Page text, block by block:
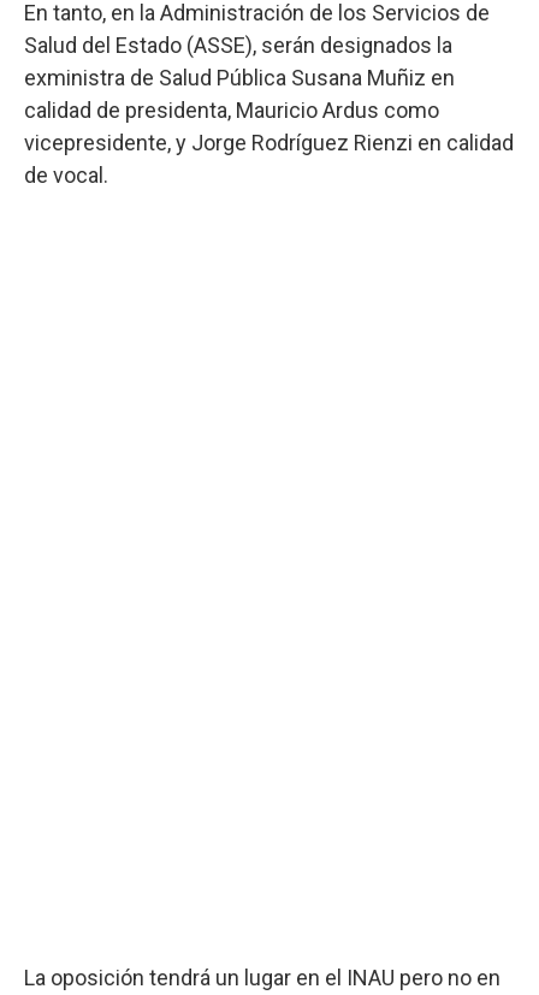
En tanto, en la Administración de los Servicios de
Salud del Estado (ASSE), serán designados la
exministra de Salud Pública Susana Muñiz en
calidad de presidenta, Mauricio Ardus como
vicepresidente, y Jorge Rodríguez Rienzi en calidad
de vocal.
La oposición tendrá un lugar en el INAU pero no en